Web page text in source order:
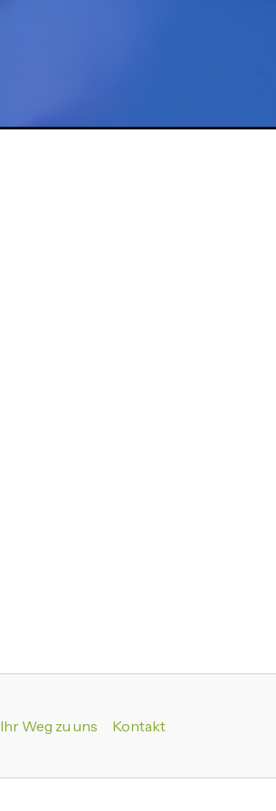
Ihr Weg zu uns Kontakt